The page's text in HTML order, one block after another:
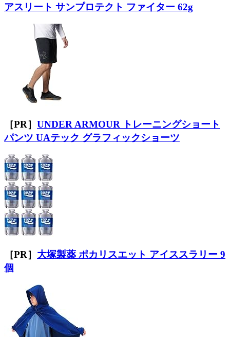
アスリート サンプロテクト ファイター 62g
［PR］ UNDER ARMOUR トレーニングショート
パンツ UAテック グラフィックショーツ
［PR］ 大塚製薬 ポカリスエット アイススラリー 9
個